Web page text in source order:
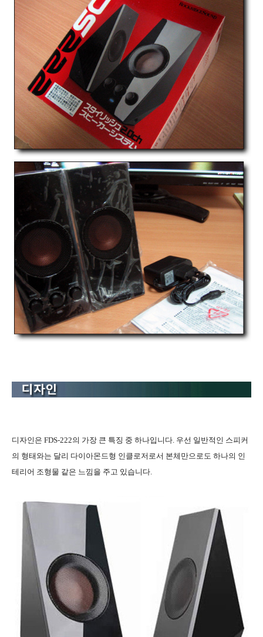
디자인은 FDS-222의 가장 큰 특징 중 하나입니다. 우선 일반적인 스피커
의 형태와는 달리 다이아몬드형 인클로저로서 본체만으로도 하나의 인
테리어 조형물 같은 느낌을 주고 있습니다.